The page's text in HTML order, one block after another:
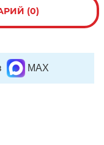
(0)
MAX